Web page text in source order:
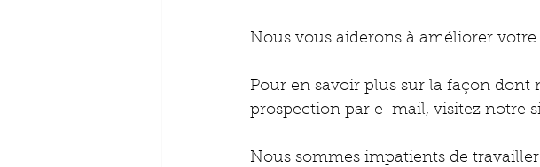
Nous vous aiderons à améliorer
Pour en savoir plus sur la façon dont
prospection par e-mail, visitez notre
Nous sommes impatients de